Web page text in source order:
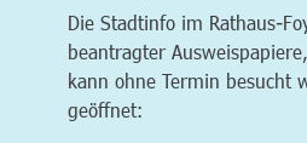
Die Stadtinfo im Rathaus-
beantragter
kann ohne Termin besucht
geöffnet: